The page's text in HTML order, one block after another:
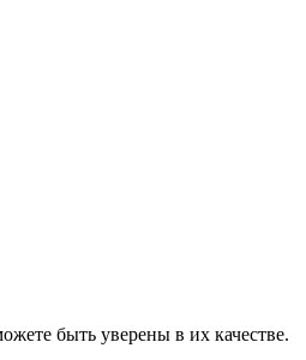
быть уверены в их качестве.